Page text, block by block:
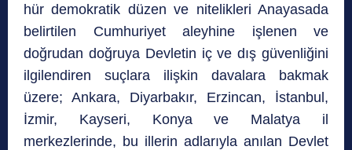
hür demokratik düzen ve nitelikleri Anayasada
belirtilen Cumhuriyet aleyhine işlenen ve
doğrudan doğruya Devletin iç ve dış güvenliğini
ilgilendiren suçlara ilişkin davalara bakmak
üzere; Ankara, Diyarbakır, Erzincan, İstanbul,
İzmir, Kayseri, Konya ve Malatya il
merkezlerinde, bu illerin adlarıyla anılan Devlet